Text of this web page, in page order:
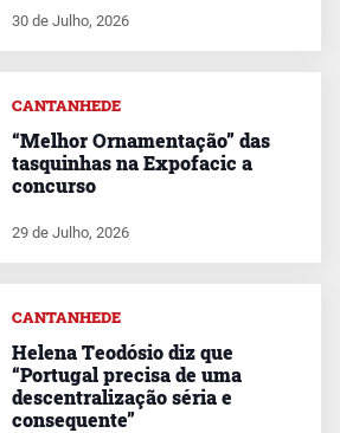
30 de Julho, 2026
CANTANHEDE
“Melhor Ornamentação” das
tasquinhas na Expofacic a
concurso
29 de Julho, 2026
CANTANHEDE
Helena Teodósio diz que
“Portugal precisa de uma
descentralização séria e
consequente”